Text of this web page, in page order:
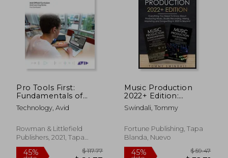
Pro Tools First:
Fundamentals of
Audio Production (en
Inglés)
Technology, Avid
Rowman & Littlefield
Publishers, 2021, Tapa
Blanda, Nuevo
Music Production
2022+ Edition:
Everything you Need
to Know About
Studio Recording,
Mixing, Mastering and
Beyond: (en Inglés)
Swindali, Tommy
Fortune Publishing, Tapa
Blanda, Nuevo